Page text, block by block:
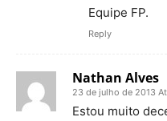
Equipe FP.
Reply
Nathan Alves
23 de julho de 2013
Estou muito